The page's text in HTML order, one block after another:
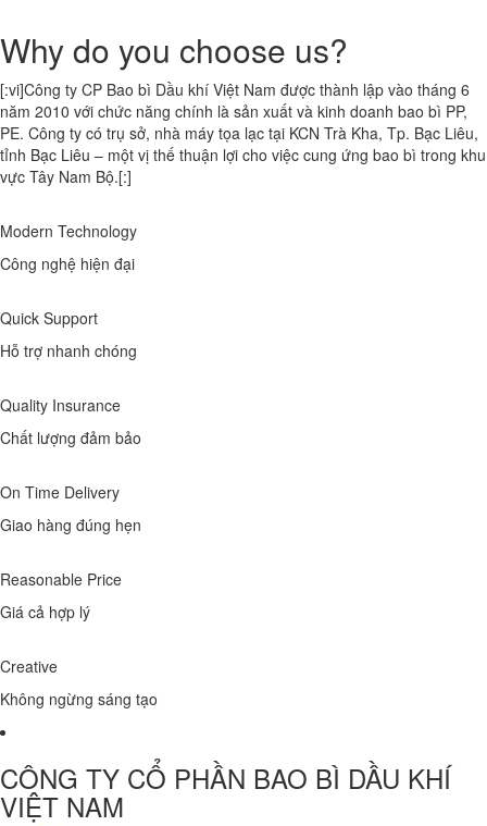
Why do you choose us?
[:vi]Công ty CP Bao bì Dầu khí Việt Nam được thành lập vào tháng 6
năm 2010 với chức năng chính là sản xuất và kinh doanh bao bì PP,
PE. Công ty có trụ sở, nhà máy tọa lạc tại KCN Trà Kha, Tp. Bạc Liêu,
tỉnh Bạc Liêu – một vị thế thuận lợi cho việc cung ứng bao bì trong khu
vực Tây Nam Bộ.[:]
Modern Technology
Công nghệ hiện đại
Quick Support
Hỗ trợ nhanh chóng
Quality Insurance
Chất lượng đảm bảo
On Time Delivery
Giao hàng đúng hẹn
Reasonable Price
Giá cả hợp lý
Creative
Không ngừng sáng tạo
CÔNG TY CỔ PHẦN BAO BÌ DẦU KHÍ
VIỆT NAM